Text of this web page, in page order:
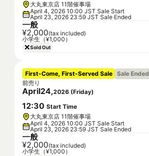
大丸東京店 11階催事場
April 4, 2026 10:00 JST Sale Start
April 23, 2026 23:59 JST Sale Ended
一般
¥2,000(tax included)
小学生（¥1,000）
Sold Out
First-Come, First-Served Sale Sale Ended
前売り
April24,2026 (Friday)
12:30 Start Time
大丸東京店 11階催事場
April 4, 2026 10:00 JST Sale Start
April 23, 2026 23:59 JST Sale Ended
一般
¥2,000(tax included)
小学生（¥1,000）